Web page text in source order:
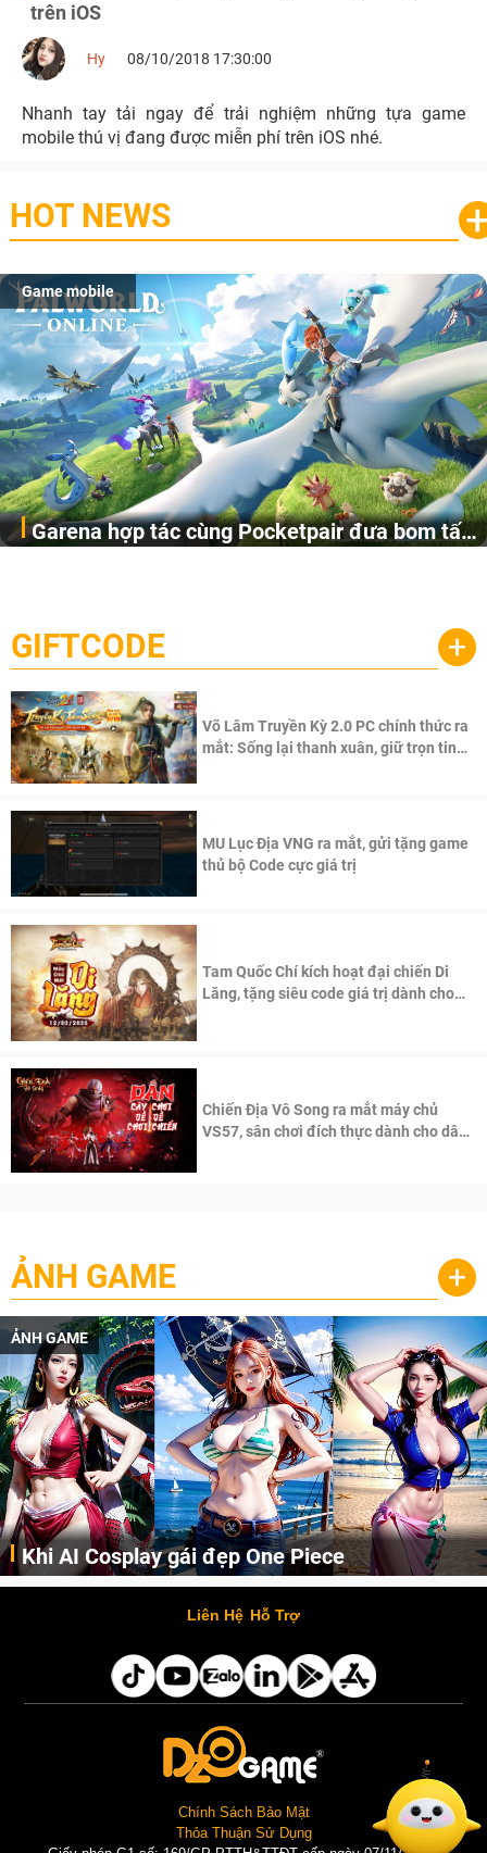
trên iOS
Hy 08/10/2018 17:30:00
Nhanh tay tải ngay để trải nghiệm những tựa game
mobile thú vị đang được miễn phí trên iOS nhé.
HOT NEWS
Game mobile
Garena hợp tác cùng Pocketpair đưa bom tấn
cầu, theo giấy phép chính thức từ công ty game Nhật Bản
Pocketpair, Inc.
GIFTCODE +
Võ Lâm Truyền Kỳ 2.0 PC chính thức ra
mắt: Sống lại thanh xuân, giữ trọn tinh
MU Lục Địa VNG ra mắt, gửi tặng game
thủ bộ Code cực giá trị
Tam Quốc Chí kích hoạt đại chiến Di
Lăng, tặng siêu code giá trị dành cho
Chiến Địa Vô Song ra mắt máy chủ
VS57, sân chơi đích thực dành cho dân
ẢNH GAME +
One Piece
Những cô nàng nóng bỏng Boa Hancock, Nico Robin, Nami, Yamato hay Perona được AI vẽ lại dưới hình thức Cosplay cực kỳ chuẩn chỉnh.
ẢNH GAME
Cosplay Xiangling
Liên Hệ Hỗ Trợ
Chính Sách Bảo Mật
Thỏa Thuận Sử Dụng